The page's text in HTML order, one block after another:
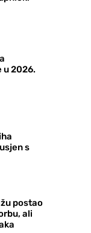
u 2026.
s
postao
ali